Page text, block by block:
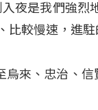
夜是我們強
較慢速，進
烏來、忠治、